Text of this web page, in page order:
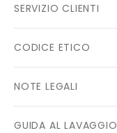
SERVIZIO CLIENTI
CODICE ETICO
NOTE LEGALI
GUIDA AL LAVAGGIO